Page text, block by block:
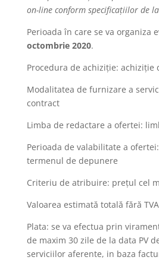
on-line conform specificațiilor de
Perioada în care se va organiza
octombrie 2020.
Procedura de achiziție: achiziție
Modalitatea de furnizare a
contract
Limba de redactare a ofertei:
Perioada de valabilitate a
termenul de depunere
Criteriu de atribuire: prețul cel
Valoarea estimată totală fără
Plata: se va efectua prin
de maxim 30 zile de la data PV
serviciilor aferente, in baza